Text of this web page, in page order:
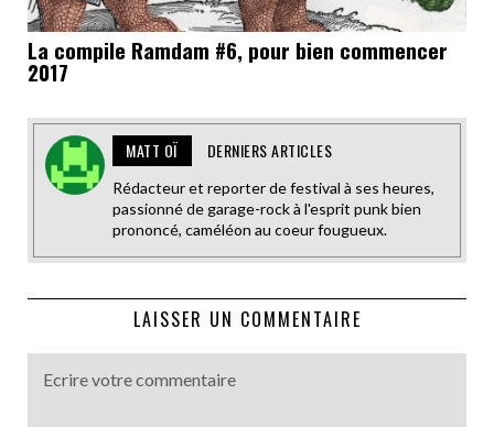
La compile Ramdam #6, pour bien commencer
2017
MATT OÏ DERNIERS ARTICLES
Rédacteur et reporter de festival à ses heures,
passionné de garage-rock à l'esprit punk bien
prononcé, caméléon au coeur fougueux.
LAISSER UN COMMENTAIRE